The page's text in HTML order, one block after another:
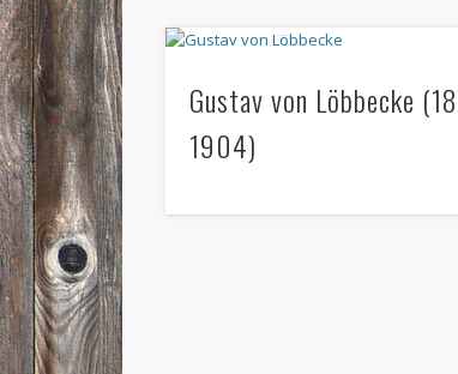
Gustav von Löbbecke
1904)